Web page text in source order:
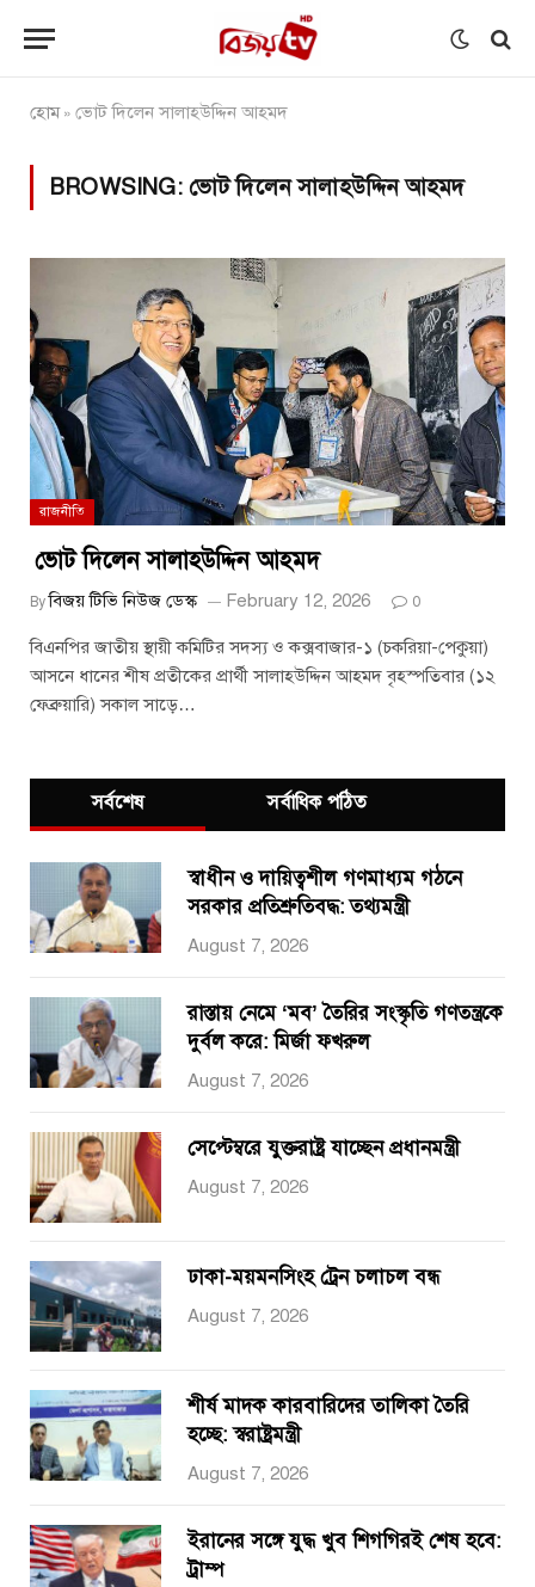
হোম» ভোট দিলেন সালাহউদ্দিন আহমদ
BROWSING: ভোট দিলেন সালাহউদ্দিন আহমদ
রাজনীতি
ভোট দিলেন সালাহউদ্দিন আহমদ
By বিজয় টিভি নিউজ ডেস্ক February 12, 2026 0
বিএনপির জাতীয় স্থায়ী কমিটির সদস্য ও কক্সবাজার-১ (চকরিয়া-পেকুয়া)
আসনে ধানের শীষ প্রতীকের প্রার্থী সালাহউদ্দিন আহমদ বৃহস্পতিবার (১২
ফেব্রুয়ারি) সকাল সাড়ে…
সর্বশেষ সর্বাধিক পঠিত
স্বাধীন ও দায়িত্বশীল গণমাধ্যম গঠনে
সরকার প্রতিশ্রুতিবদ্ধ: তথ্যমন্ত্রী
August 7, 2026
রাস্তায় নেমে ‘মব’ তৈরির সংস্কৃতি গণতন্ত্রকে
দুর্বল করে: মির্জা ফখরুল
August 7, 2026
সেপ্টেম্বরে যুক্তরাষ্ট্র যাচ্ছেন প্রধানমন্ত্রী
August 7, 2026
ঢাকা-ময়মনসিংহ ট্রেন চলাচল বন্ধ
August 7, 2026
শীর্ষ মাদক কারবারিদের তালিকা তৈরি
হচ্ছে: স্বরাষ্ট্রমন্ত্রী
August 7, 2026
ইরানের সঙ্গে যুদ্ধ খুব শিগগিরই শেষ হবে:
ট্রাম্প